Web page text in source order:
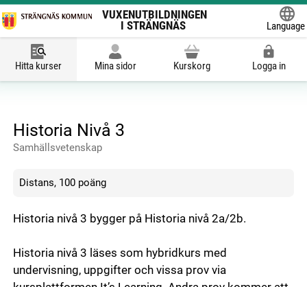
VUXENUTBILDNINGEN
I STRÄNGNÄS
Language
Hitta kurser Mina sidor Kurskorg Logga in
Historia Nivå 3
Samhällsvetenskap
Distans, 100 poäng
Historia nivå 3 bygger på Historia nivå 2a/2b.
Historia nivå 3 läses som hybridkurs med
undervisning, uppgifter och vissa prov via